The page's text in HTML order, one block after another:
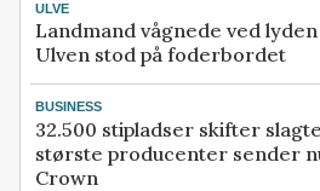
ULVE
Landmand vågnede ved
Ulven stod på foderbordet
BUSINESS
32.500 stipladser skifter
største producenter sender
Crown